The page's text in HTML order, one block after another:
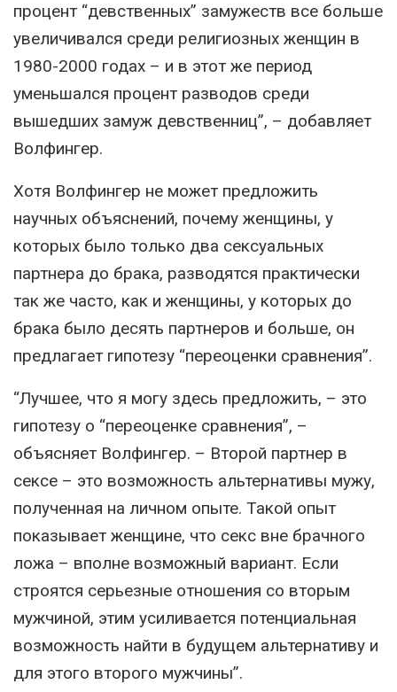
процент “девственных” замужеств все больше
увеличивался среди религиозных женщин в
1980-2000 годах – и в этот же период
уменьшался процент разводов среди
вышедших замуж девственниц”, – добавляет
Волфингер.
Хотя Волфингер не может предложить
научных объяснений, почему женщины, у
которых было только два сексуальных
партнера до брака, разводятся практически
так же часто, как и женщины, у которых до
брака было десять партнеров и больше, он
предлагает гипотезу “переоценки сравнения”.
“Лучшее, что я могу здесь предложить, – это
гипотезу о “переоценке сравнения”, –
объясняет Волфингер. – Второй партнер в
сексе – это возможность альтернативы мужу,
полученная на личном опыте. Такой опыт
показывает женщине, что секс вне брачного
ложа – вполне возможный вариант. Если
строятся серьезные отношения со вторым
мужчиной, этим усиливается потенциальная
возможность найти в будущем альтернативу и
для этого второго мужчины”.